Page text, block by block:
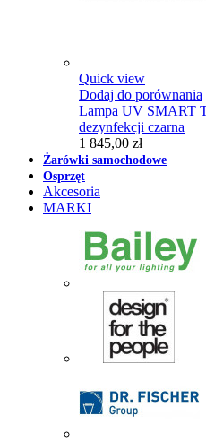
Quick view
Dodaj do porównania
Lampa UV SMART
dezynfekcji czarna
1 845,00 zł
Żarówki samochodowe
Osprzęt
Akcesoria
MARKI